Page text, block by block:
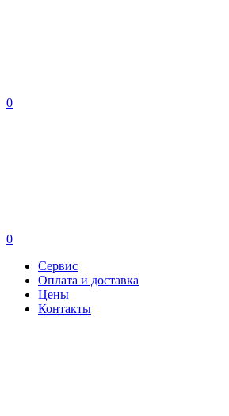
0
0
Сервис
Оплата и доставка
Цены
Контакты